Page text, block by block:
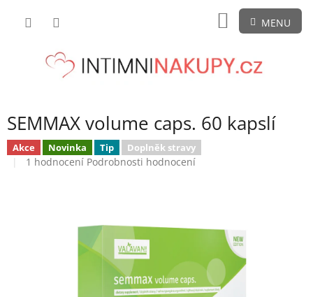
NÁKUPNÍ
KOŠÍK
SEMMAX volume caps. 60 kapslí
Akce Novinka Tip Doplněk stravy
Průměrné
1 hodnocení Podrobnosti hodnocení